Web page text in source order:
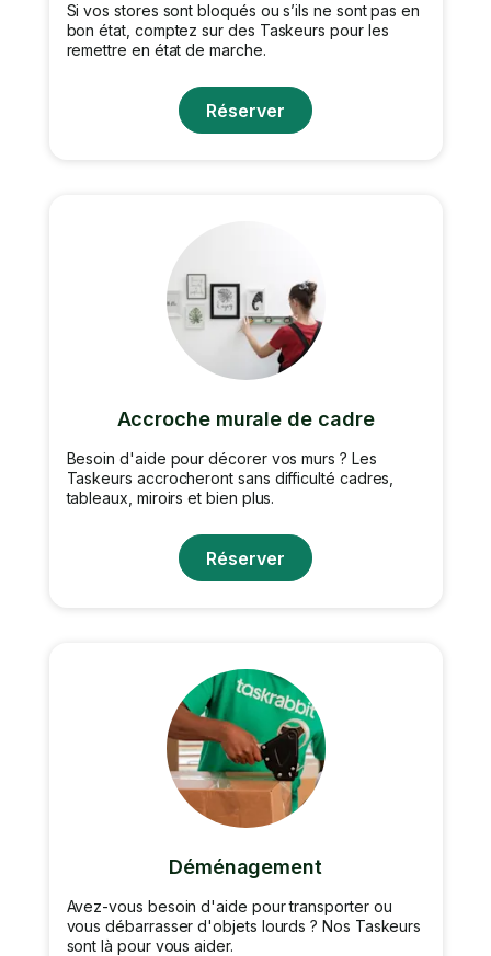
Si vos stores sont bloqués ou s’ils ne sont pas en
bon état, comptez sur des Taskeurs pour les
remettre en état de marche.
Réserver
Accroche murale de cadre
Besoin d'aide pour décorer vos murs ? Les
Taskeurs accrocheront sans difficulté cadres,
tableaux, miroirs et bien plus.
Réserver
Déménagement
Avez-vous besoin d'aide pour transporter ou
vous débarrasser d'objets lourds ? Nos Taskeurs
sont là pour vous aider.